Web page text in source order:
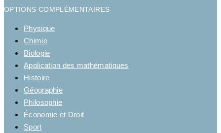
OPTIONS COMPLÉMENTAIRES
Physique
Chimie
Biologie
Application des mathématiques
Histoire
Géographie
Philosophie
Économie et Droit
Sport